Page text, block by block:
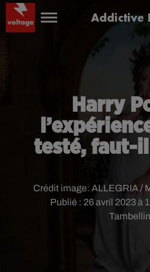
Addictive
Harry
testé, faut-
Publié : 26 avril 2023 à
Crédit image: ALLEGRIA /